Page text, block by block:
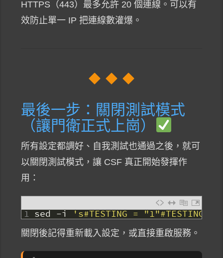
HTTPS（443）最多允許 20 個連線。可以有
效防止單一 IP 把連線數灌爆。
最後一步：關閉測試模式
（讓門衛正式上崗）
所有設定都調好、自我測試也通過之後，就可
以關閉測試模式，讓 CSF 真正開始發揮作
用：
1 sed -i 's#TESTING = "1"#TESTING
關閉後記得重新載入設定，或直接重啟服務。